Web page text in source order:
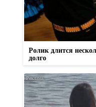
Ролик длится
долго